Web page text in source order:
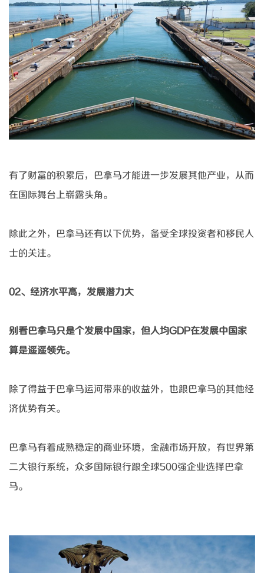
有了财富的积累后，巴拿马才能进一步发展其他产业，从而
在国际舞台上崭露头角。
除此之外，巴拿马还有以下优势，备受全球投资者和移民人
士的关注。
02、 经济水平高，发展潜力大
别看巴拿马只是个发展中国家，但人均GDP在发展中国家
算是遥遥领先。
除了得益于巴拿马运河带来的收益外，也跟巴拿马的其他经
济优势有关。
巴拿马有着成熟稳定的商业环境，金融市场开放，有世界第
二大银行系统，众多国际银行跟全球500强企业选择巴拿
马。